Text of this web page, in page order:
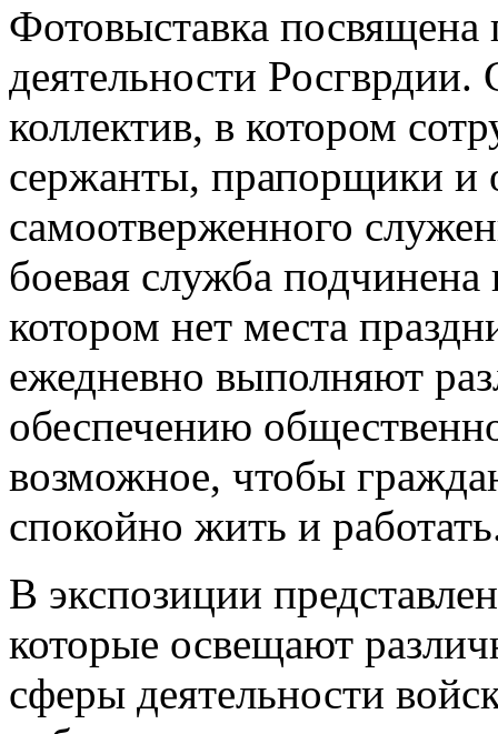
Фотовыставка посвящена
деятельности
коллектив, в котором
сержанты, прапорщики и
самоотверженного
боевая служба
котором нет места
ежедневно выполняют
обеспечению
возможное, чтобы
спокойно жить и
В экспозиции
которые освещают
сферы деятельности